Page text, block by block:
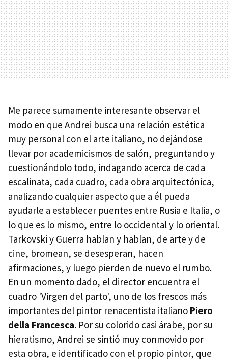
Me parece sumamente interesante observar el
modo en que Andrei busca una relación estética
muy personal con el arte italiano, no dejándose
llevar por academicismos de salón, preguntando y
cuestionándolo todo, indagando acerca de cada
escalinata, cada cuadro, cada obra arquitectónica,
analizando cualquier aspecto que a él pueda
ayudarle a establecer puentes entre Rusia e Italia, o
lo que es lo mismo, entre lo occidental y lo oriental.
Tarkovski y Guerra hablan y hablan, de arte y de
cine, bromean, se desesperan, hacen
afirmaciones, y luego pierden de nuevo el rumbo.
En un momento dado, el director encuentra el
cuadro 'Virgen del parto', uno de los frescos más
importantes del pintor renacentista italiano Piero
della Francesca. Por su colorido casi árabe, por su
hieratismo, Andrei se sintió muy conmovido por
esta obra, e identificado con el propio pintor, que